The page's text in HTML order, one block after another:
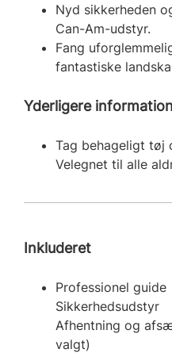
Nyd sikkerheden
Can-Am-udstyr.
Fang
fantastiske
Yderligere information
Tag behageligt tøj
Velegnet til alle
Inkluderet
Professionel guide
Sikkerhedsudstyr
Afhentning og
valgt)